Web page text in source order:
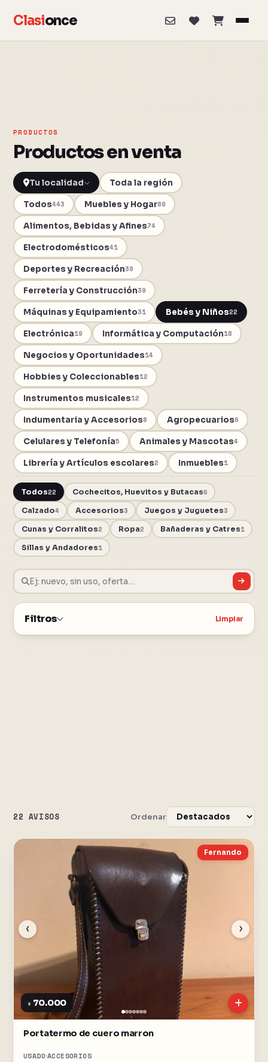
Clasionce
PRODUCTOS
Productos en venta
Toda la región
Todos443 Muebles y Hogar89
Alimentos, Bebidas y Afines74
Electrodomésticos41
Deportes y Recreación39
Ferretería y Construcción39
Máquinas y Equipamiento31 Bebés y Niños22
Electrónica19 Informática y Computación18
Negocios y Oportunidades14
Hobbies y Coleccionables12
Instrumentos musicales12
Indumentaria y Accesorios8 Agropecuarios6
Celulares y Telefonía5 Animales y Mascotas4
Librería y Artículos escolares2 Inmuebles1
Todos22 Cochecitos, Huevitos y Butacas6
Calzado4 Accesorios3 Juegos y Juguetes3
Cunas y Corralitos2 Ropa2 Bañaderas y Catres1
Sillas y Andadores1
Filtros Limpiar
22 AVISOS Ordenar
‹ ›
Fernando
$ 70.000
Portatermo de cuero marron
USADO ACCESORIOS